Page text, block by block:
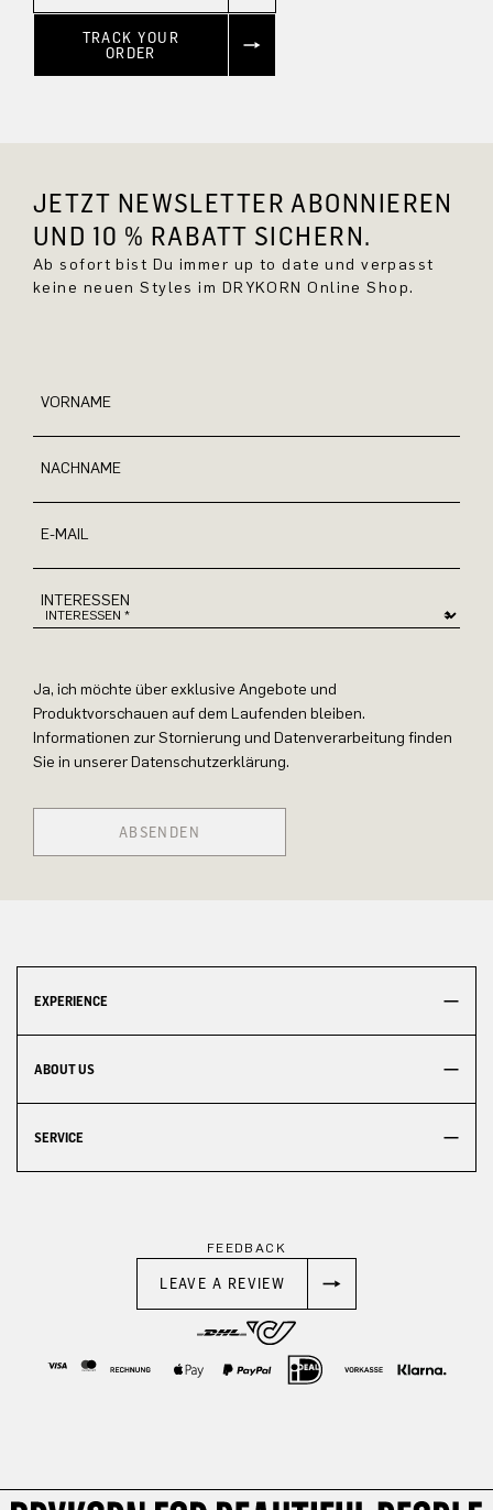
TRACK YOUR
ORDER
JETZT NEWSLETTER ABONNIEREN
UND 10 % RABATT SICHERN.
Ab sofort bist Du immer up to date und verpasst
keine neuen Styles im DRYKORN Online Shop.
VORNAME
NACHNAME
E-MAIL
INTERESSEN
Ja, ich möchte über exklusive Angebote und
Produktvorschauen auf dem Laufenden bleiben.
Informationen zur Stornierung und Datenverarbeitung finden
Sie in unserer Datenschutzerklärung.
ABSENDEN
EXPERIENCE
ABOUT US
SERVICE
FEEDBACK
LEAVE A REVIEW